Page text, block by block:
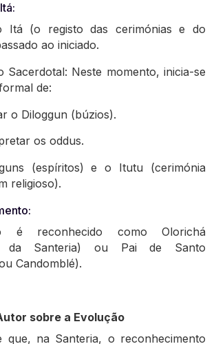
Itá (o registo das cerimónias e do
ao iniciado.
Sacerdotal: Neste momento, inicia-se
de:
o Diloggun (búzios).
os oddus.
(espíritos) e o Itutu (cerimónia
religioso).
é reconhecido como Olorichá
da Santeria) ou Pai de Santo
Candomblé).
sobre a Evolução
que, na Santeria, o reconhecimento